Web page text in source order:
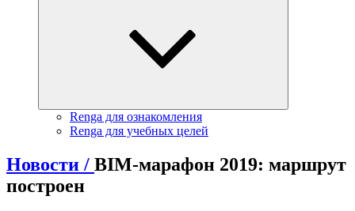
Renga для ознакомления
Renga для учебных целей
Новости / BIM-марафон 2019: маршрут
построен